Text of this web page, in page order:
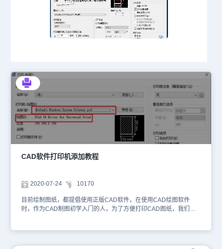
CAD软件打印机添加教程
2020-07-24 10170
目前绘制图纸，都提倡使用正版CAD软件，在使用CAD绘图软件
时，作为CAD制图初学入门的人，为了方便打印CAD图纸，我们可
页面设置中指定一个固定的打印驱动，在将图纸复制到其他机器时可